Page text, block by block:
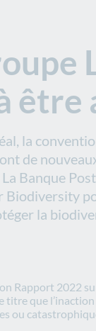
être
la
de
Banque
la
Rapport 2022
que
ou